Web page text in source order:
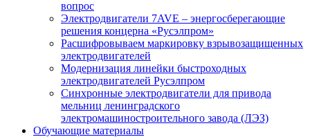
вопрос
Электродвигатели 7AVE – энергосберегающие
решения концерна «Русэлпром»
Расшифровываем маркировку взрывозащищенных
электродвигателей
Модернизация линейки быстроходных
электродвигателей Русэлпром
Синхронные электродвигатели для привода
мельниц ленинградского
электромашиностроительного завода (ЛЭЗ)
Обучающие материалы